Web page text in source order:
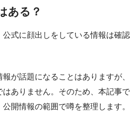
ある？
式に顔出しをしている情報は確認
が話題になることはありますが、
ありません。そのため、本記事で
開情報の範囲で噂を整理します。